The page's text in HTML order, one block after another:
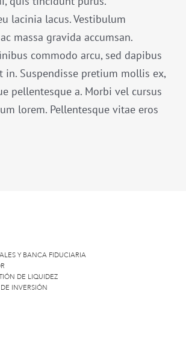
lacinia lacus. Vestibulum
massa gravida accumsan.
commodo arcu, sed dapibus
in. Suspendisse pretium mollis ex,
pellentesque a. Morbi vel cursus
lorem. Pellentesque vitae eros
Y BANCA FIDUCIARIA
DE LIQUIDEZ
INVERSIÓN